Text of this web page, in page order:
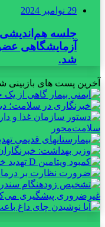
29 نوامبر 2024
جلسه
آزمایشگاهی
شد.
آخرین پست های بازبینی